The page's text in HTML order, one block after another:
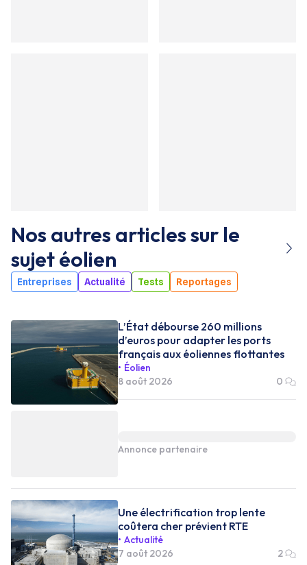
Nos autres articles sur le
sujetéolien
Entreprises Actualité Tests Reportages
L’État débourse 260 millions
d’euros pour adapter les ports
français aux éoliennes flottantes
Éolien
8 août 2026
0
Annonce partenaire
Une électrification trop lente
coûtera cher prévient RTE
Actualité
7 août 2026
2